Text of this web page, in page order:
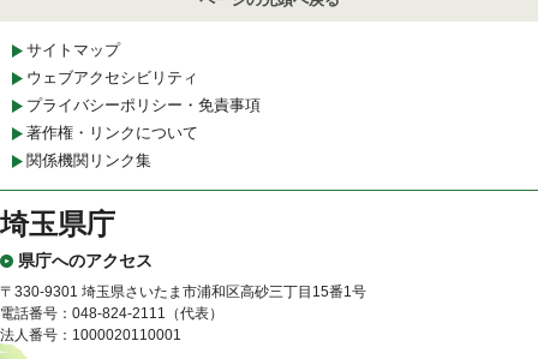
サイトマップ
ウェブアクセシビリティ
プライバシーポリシー・免責事項
著作権・リンクについて
関係機関リンク集
埼玉県庁
県庁へのアクセス
〒330-9301 埼玉県さいたま市浦和区高砂三丁目15番1号
電話番号：048-824-2111（代表）
法人番号：1000020110001